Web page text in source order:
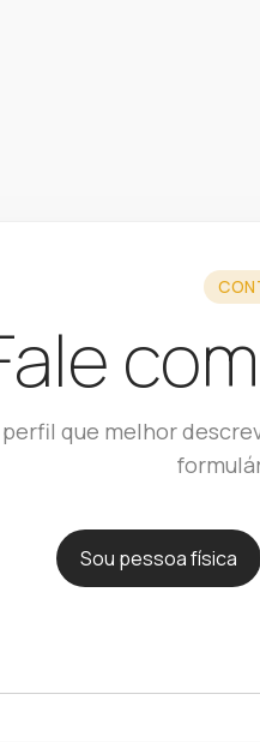
que melhor
Sou pessoa física